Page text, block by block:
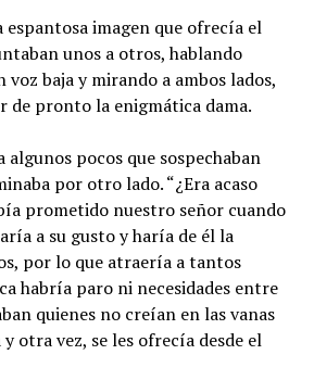
espantosa imagen que ofrecía el
unos a otros, hablando
voz baja y mirando a ambos lados,
de pronto la enigmática dama.
algunos pocos que sospechaban
por otro lado. “¿Era acaso
prometido nuestro señor cuando
a su gusto y haría de él la
por lo que atraería a tantos
habría paro ni necesidades entre
quienes no creían en las vanas
otra vez, se les ofrecía desde el